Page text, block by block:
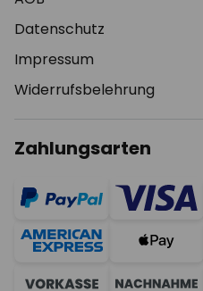
Datenschutz
Impressum
Widerrufsbelehrung
Zahlungsarten